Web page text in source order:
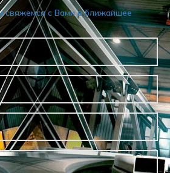
свяжемся с Вами в ближайшее